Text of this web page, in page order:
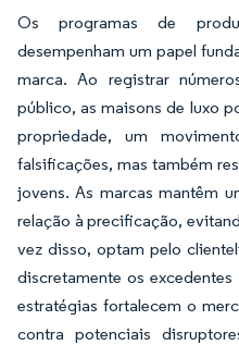
Os programas de
desempenham um papel
marca. Ao registrar
público, as maisons de luxo
propriedade, um
falsificações, mas também
jovens. As marcas mantêm
relação à precificação,
vez disso, optam pelo
discretamente os
estratégias fortalecem o
contra potenciais